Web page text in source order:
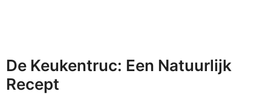
De Keukentruc: Een Natuurlijk
Recept